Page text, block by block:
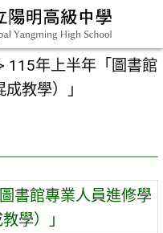
115年上半年「圖書館
教學）」
書館專業人員進修學
學）」